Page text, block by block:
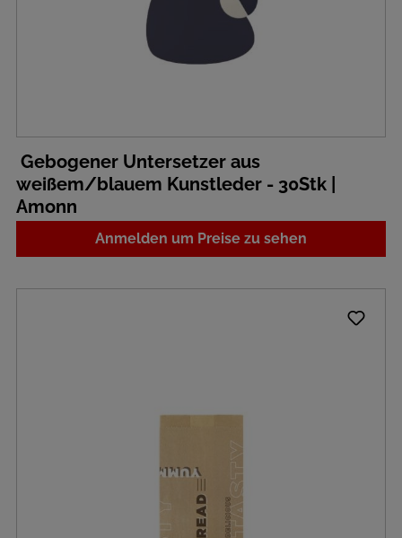
Gebogener Untersetzer aus
weißem/blauem Kunstleder - 30Stk |
Amonn
Anmelden um Preise zu sehen